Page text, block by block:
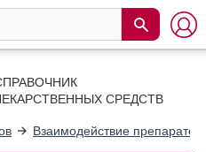
СРЕДСТВ
Взаимодействие препаратов